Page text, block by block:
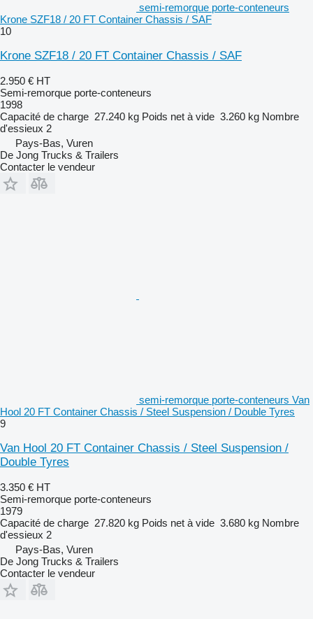
semi-remorque porte-conteneurs
Krone SZF18 / 20 FT Container Chassis / SAF
10
Krone SZF18 / 20 FT Container Chassis / SAF
2.950 € HT
Semi-remorque porte-conteneurs
1998
Capacité de charge 27.240 kg Poids net à vide 3.260 kg Nombre
d'essieux 2
Pays-Bas, Vuren
De Jong Trucks & Trailers
Contacter le vendeur
semi-remorque porte-conteneurs Van
Hool 20 FT Container Chassis / Steel Suspension / Double Tyres
9
Van Hool 20 FT Container Chassis / Steel Suspension /
Double Tyres
3.350 € HT
Semi-remorque porte-conteneurs
1979
Capacité de charge 27.820 kg Poids net à vide 3.680 kg Nombre
d'essieux 2
Pays-Bas, Vuren
De Jong Trucks & Trailers
Contacter le vendeur